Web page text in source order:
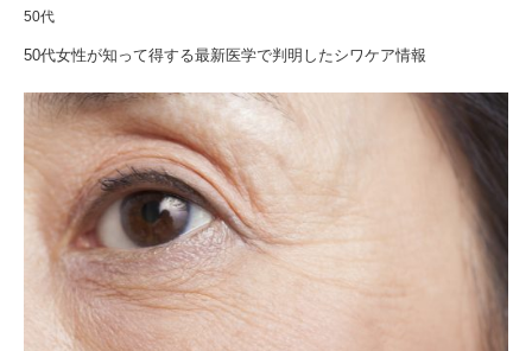
50代
50代女性が知って得する最新医学で判明したシワケア情報